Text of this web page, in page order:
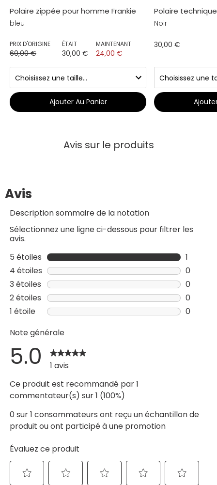
Polaire zippée pour homme Frankie
bleu
PRIX D'ORIGINE
60,00 €
ÉTAIT
30,00 €
MAINTENANT
24,00 €
Ajouter Au Panier
Polaire technique
Noir
30,00 €
Avis sur le produits